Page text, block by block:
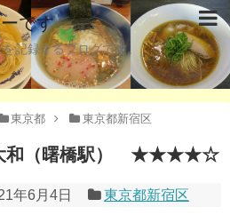
です
記録するブログです。
東京都 東京都新宿区
大和（曙橋駅） ★★★★☆
年6月4日 東京都新宿区